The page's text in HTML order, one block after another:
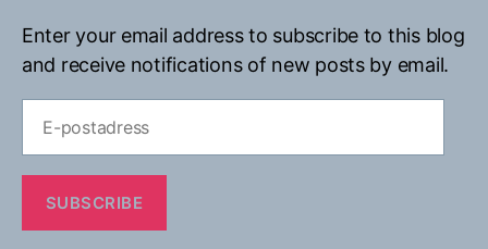
Enter your email address to subscribe to this blog
and receive notifications of new posts by email.
postadress
SUBSCRIBE